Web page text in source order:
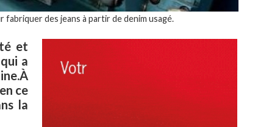
des jeans à partir de denim usagé.
et
a
ce
la